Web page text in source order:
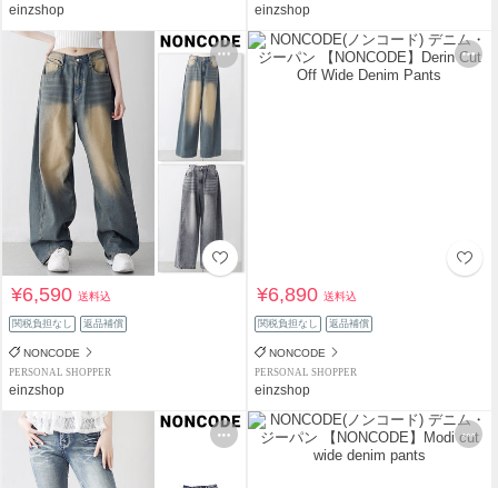
einzshop einzshop
¥6,590送料込
関税負担なし 返品補償
NONCODE
PERSONAL SHOPPER
einzshop
¥6,890送料込
関税負担なし 返品補償
NONCODE
PERSONAL SHOPPER
einzshop